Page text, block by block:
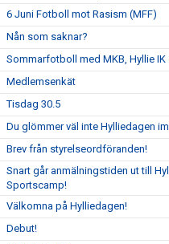
6 Juni Fotboll mot Rasism (MFF)
Nån som saknar?
Sommarfotboll med MKB, Hyllie IK
Medlemsenkät
Tisdag 30.5
Du glömmer väl inte Hylliedagen
Brev från styrelseordföranden!
Snart går anmälningstiden ut till
Sportscamp!
Välkomna på Hylliedagen!
Debut!